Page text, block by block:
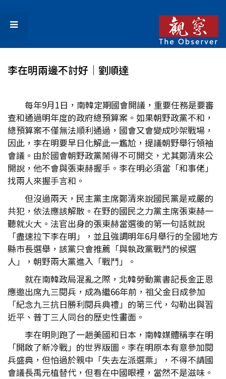
李在明兩邊不討好│劉順達
每年9月1日，南韓定期國會開議，重要任務是要審
查和通過明年度的政府總預算案。如果朝野政黨不和，
總預算案不僅無法順利通過，國會又會變成吵架戰場，
因此，李在明要早日化解此一尷尬，提議朝野舉行領袖
會議。由於國會朝野政黨鬧得不可開交，尤其鄭清來公
開說，他不會與張東赫握手。李在明必須當「和事佬」
找兩人來握手言和。
但沒過兩天，民主黨主席鄭清來說國民黨是戒嚴的
共犯，依法應該解散。在野的國民之力黨主席張東赫一
聽就火大。法官出身的張東赫當選後的第一句話就說
「盡速拉下李在明」，並且強調明年6月舉行的全國地方
縣市長選舉，該黨只會推薦「與執政黨戰鬥的候選
人」，朝野兩大黨進入「戰鬥」。
就在南韓政局混亂之際，北韓勞動黨書記長金正恩
應邀出席九三閱兵，成為繼66年前，祖父金日成參加
「紀念九三抗日勝利閱兵典禮」的第三代，勾勒出與習
近平、普丁三人同台的歷史性畫面。
李在明則跑了一趟美國和日本，南韓媒體稱李在明
「開啟了新冷戰」的世界版圖。李在明原本有意參加閱
兵盛典，但怕過於親中「失去左派選票」，不得不請國
會議長禹元植替代，但看在中國眼裡，當然不是滋味。